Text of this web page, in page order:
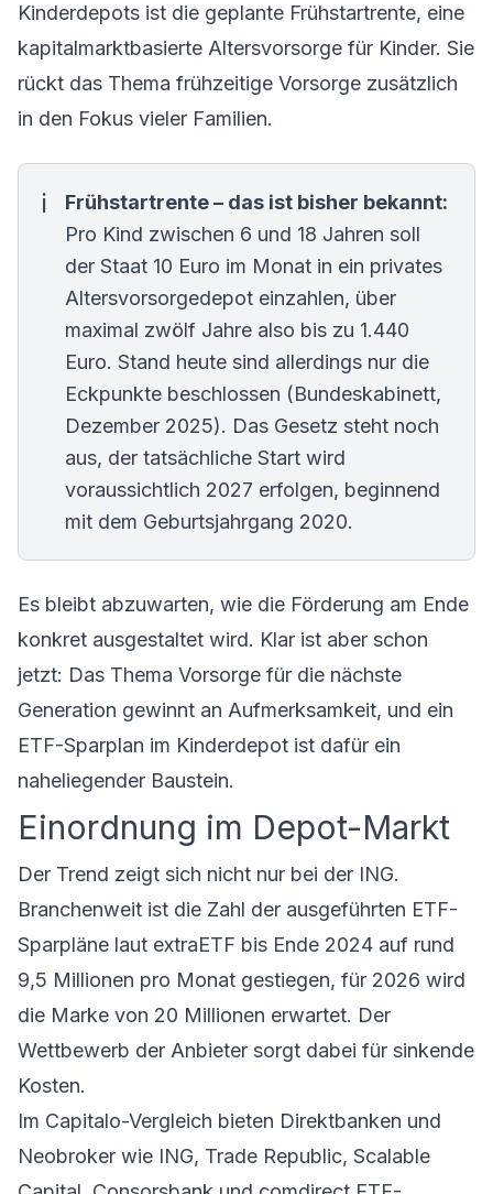
Kinderdepots ist die geplante Frühstartrente, eine
kapitalmarktbasierte Altersvorsorge für Kinder. Sie
rückt das Thema frühzeitige Vorsorge zusätzlich
in den Fokus vieler Familien.
Frühstartrente – das ist bisher bekannt:
Pro Kind zwischen 6 und 18 Jahren soll
der Staat 10 Euro im Monat in ein privates
Altersvorsorgedepot einzahlen, über
maximal zwölf Jahre also bis zu 1.440
Euro. Stand heute sind allerdings nur die
Eckpunkte beschlossen (Bundeskabinett,
Dezember 2025). Das Gesetz steht noch
aus, der tatsächliche Start wird
voraussichtlich 2027 erfolgen, beginnend
mit dem Geburtsjahrgang 2020.
Es bleibt abzuwarten, wie die Förderung am Ende
konkret ausgestaltet wird. Klar ist aber schon
jetzt: Das Thema Vorsorge für die nächste
Generation gewinnt an Aufmerksamkeit, und ein
ETF-Sparplan im Kinderdepot ist dafür ein
naheliegender Baustein.
Einordnung im Depot-Markt
Der Trend zeigt sich nicht nur bei der ING.
Branchenweit ist die Zahl der ausgeführten ETF-
Sparpläne laut extraETF bis Ende 2024 auf rund
9,5 Millionen pro Monat gestiegen, für 2026 wird
die Marke von 20 Millionen erwartet. Der
Wettbewerb der Anbieter sorgt dabei für sinkende
Kosten.
Im Capitalo-Vergleich bieten Direktbanken und
Neobroker wie ING, Trade Republic, Scalable